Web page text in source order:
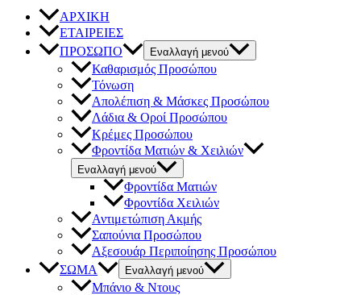
ΑΡΧΙΚΗ
ΕΤΑΙΡΕΙΕΣ
ΠΡΟΣΩΠΟ
Εναλλαγή μενού
Καθαρισμός Προσώπου
Τόνωση
Απολέπιση & Μάσκες Προσώπου
Λάδια & Οροί Προσώπου
Κρέμες Προσώπου
Φροντίδα Ματιών & Χειλιών
Εναλλαγή μενού
Φροντίδα Ματιών
Φροντίδα Χειλιών
Αντιμετώπιση Ακμής
Σαπούνια Προσώπου
Αξεσουάρ Περιποίησης Προσώπου
ΣΩΜΑ
Εναλλαγή μενού
Μπάνιο & Ντους